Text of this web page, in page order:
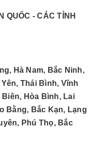
QUỐC - CÁC TỈNH
Hà Nam, Bắc Ninh,
Thái Bình, Vĩnh
Hòa Bình, Lai
Bằng, Bắc Kạn, Lạng
Phú Thọ, Bắc